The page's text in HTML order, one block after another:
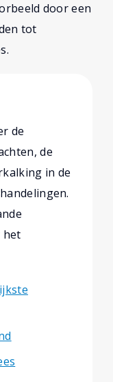
door een
tot
de
de
in de
het